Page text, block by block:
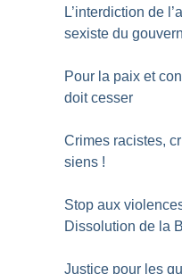
L’interdiction de
sexiste du
Pour la paix et
doit cesser
Crimes racistes,
siens !
Stop aux
Dissolution de la
Justice pour les